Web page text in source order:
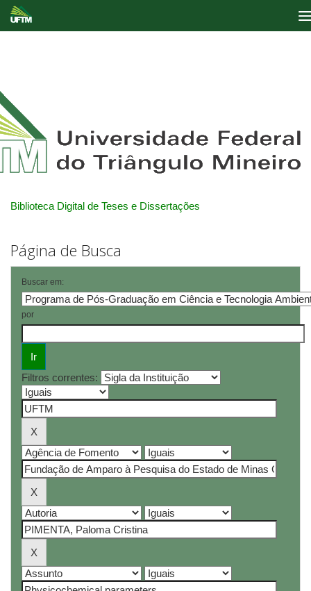
Biblioteca Digital de Teses e Dissertações
Página de Busca
Buscar em:
por
Filtros correntes: